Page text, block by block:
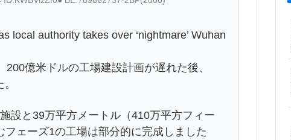
local authority takes over ‘nightmare’ Wuhan
億米ドルの工場建設計画が遅れた後、
設と39万平方メートル（410万平方フィー
ェーズ1の工場は部分的に完成しました